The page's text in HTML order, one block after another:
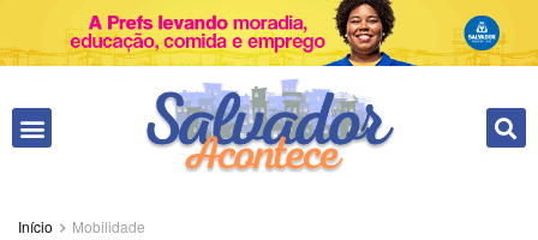
Início Mobilidade